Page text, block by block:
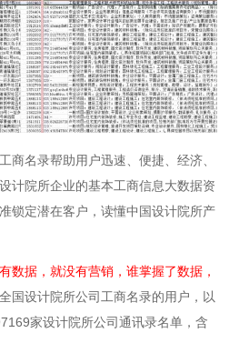
商名录帮助用户迅速、便捷、经济、
计院所企业的基本工商信息大数据资
锁定潜在客户，读懂中国设计院所产
数据，就没有营销，谁掌握了数据，
国设计院所公司工商名录的用户，以
家设计院所公司通讯录名单，含